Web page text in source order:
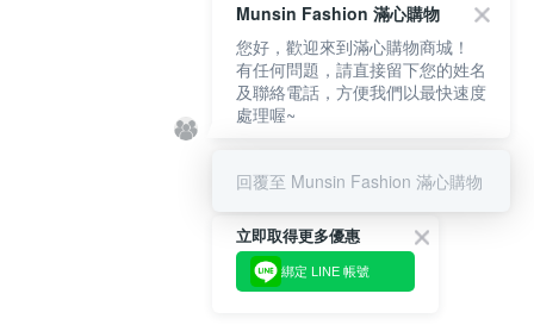
立即取得更多優惠
綁定 LINE 帳號
Munsin Fashion 滿心購物
您好，歡迎來到滿心購物商城！
有任何問題，請直接留下您的姓名
及聯絡電話，方便我們以最快速度
處理喔~
回覆至 Munsin Fashion 滿心購物